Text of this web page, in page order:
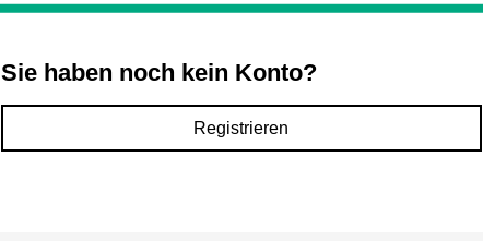
Sie haben noch kein Konto?
Registrieren